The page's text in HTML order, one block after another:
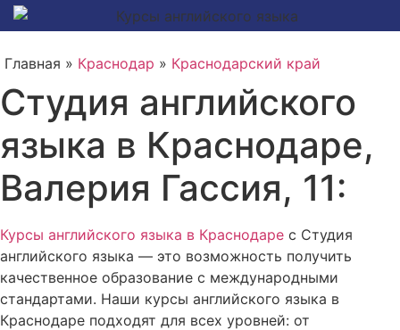
Главная » Краснодар » Краснодарский край
Студия английского
языка в Краснодаре,
Валерия Гассия, 11:
Курсы английского языка в Краснодаре с Студия
английского языка — это возможность получить
качественное образование с международными
стандартами. Наши курсы английского языка в
Краснодаре подходят для всех уровней: от